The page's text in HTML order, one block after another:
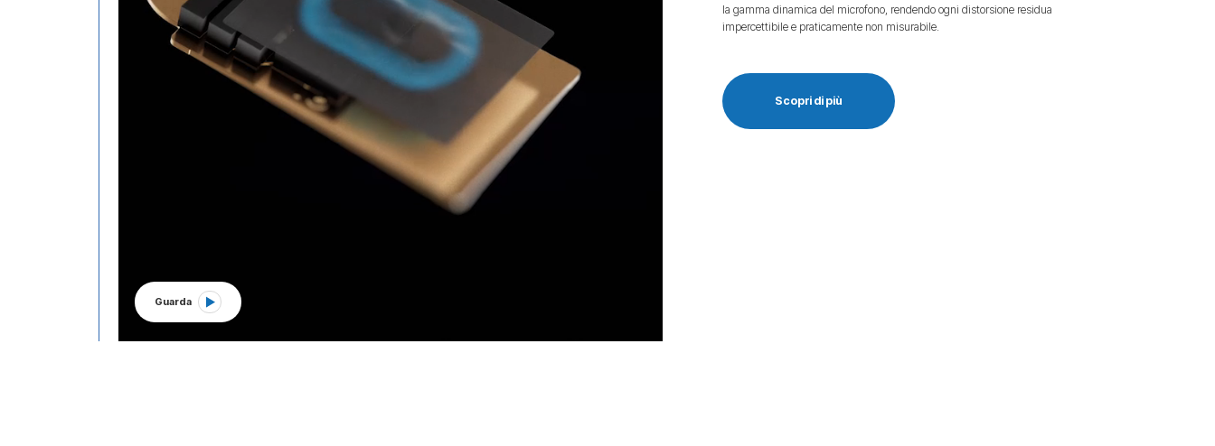
la gamma dinamica del microfono, rendendo ogni distorsione residua
impercettibile e praticamente non misurabile.
Scopri di più
Guarda